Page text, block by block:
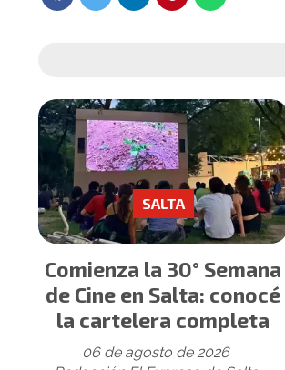
Comienza la 30° Semana
de Cine en Salta: conocé
la cartelera completa
SALTA
06 de agosto de 2026